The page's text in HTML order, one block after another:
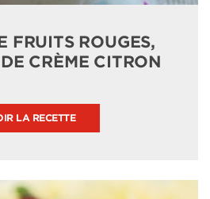
FRUITS ROUGES,
CRÈME CITRON
LA RECETTE